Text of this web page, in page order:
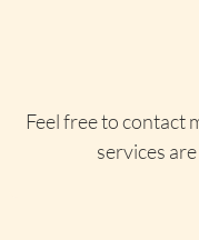
Feel free to contact
services